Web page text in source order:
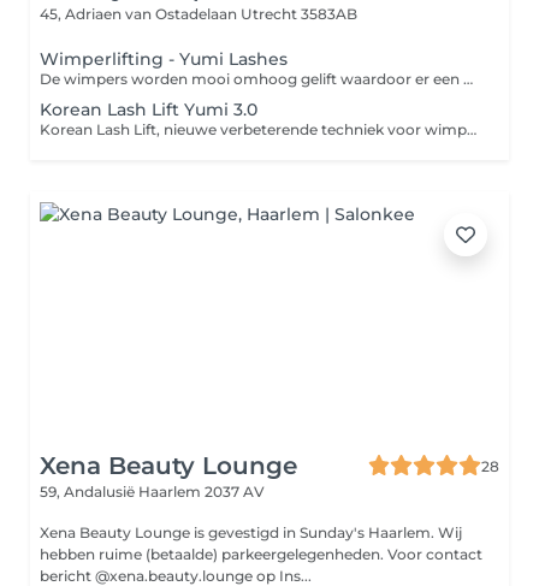
45, Adriaen van Ostadelaan Utrecht 3583AB
Wimperlifting - Yumi Lashes
De wimpers worden mooi omhoog gelift waardoor er een open blik ontstaat, waardoor de wimpers langer en voller lijken. Altijd al met een mooie open blik wakker worden, zonder mascara te gebruiken.
Korean Lash Lift Yumi 3.0
Korean Lash Lift, nieuwe verbeterende techniek voor wimperlift
Xena Beauty Lounge
28
59, Andalusië Haarlem 2037 AV
Xena Beauty Lounge is gevestigd in Sunday's Haarlem. Wij
hebben ruime (betaalde) parkeergelegenheden. Voor contact
bericht @xena.beauty.lounge op Ins...